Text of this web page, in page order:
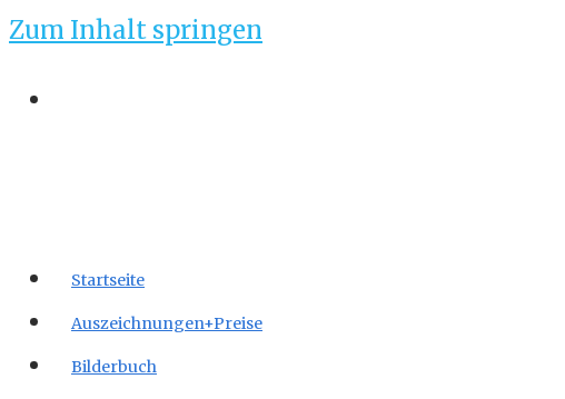
Zum Inhalt springen
Startseite
Auszeichnungen+Preise
Bilderbuch